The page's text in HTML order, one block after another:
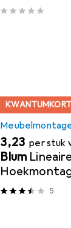
EUR
3,23 per stuk
Blum
5